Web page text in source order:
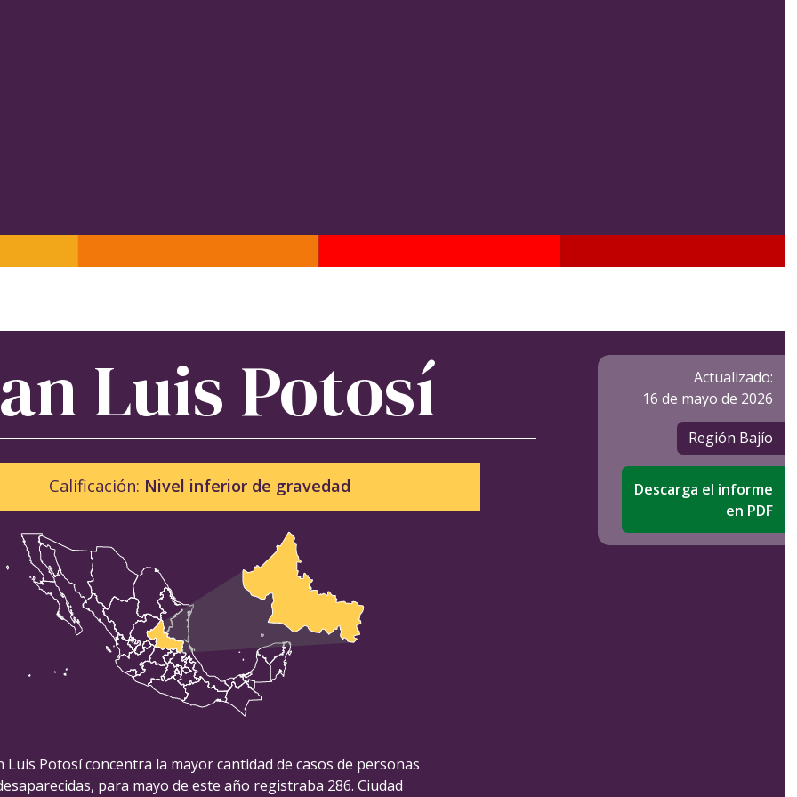
Luis Potosí
Calificación: Nivel inferior de gravedad
Luis Potosí concentra la mayor cantidad de casos de personas
para mayo de este año registraba 286. Ciudad
Actualizado:
16 de mayo de 2026
Región Bajío
Descarga el informe
en PDF